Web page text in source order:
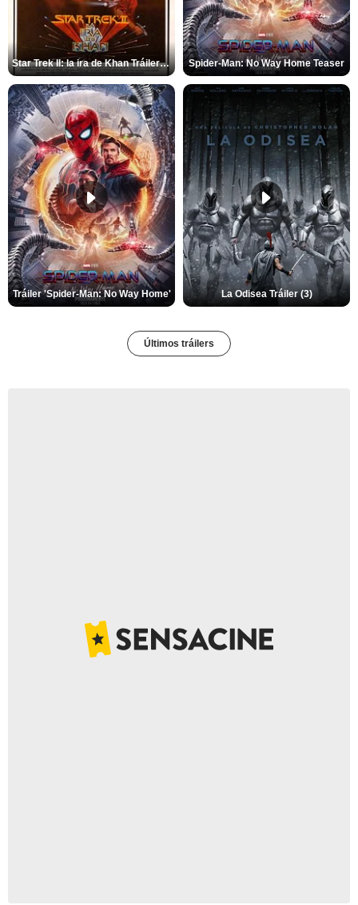
Star Trek II: la ira de Khan Tráiler VO Spider-Man: No Way Home Teaser
Tráiler 'Spider-Man: No Way Home' La Odisea Tráiler (3)
Últimos tráilers